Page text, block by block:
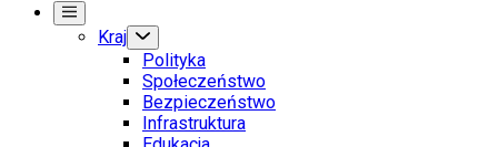
Kraj
Polityka
Społeczeństwo
Bezpieczeństwo
Infrastruktura